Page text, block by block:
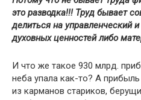
это разводка!!! Труд бывает
делиться на управленческий
духовных ценностей либо
И что же такое 930 млрд.
неба упала как-то? А
из карманов стариков,